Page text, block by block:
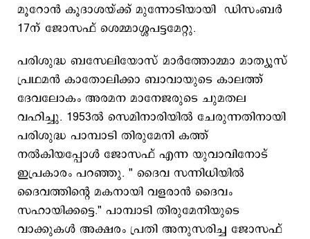
മൂറോൻ കൂദാശയ്ക്ക് മുന്നോടിയായി ഡിസംബർ
17ന് ജോസഫ് ശെമ്മാശ്ശപട്ടമേറ്റു.
പരിശുദ്ധ ബസേലിയോസ് മാർത്തോമ്മാ മാത്യൂസ്
പ്രഥമൻ കാതോലിക്കാ ബാവായുടെ കാലത്ത്
ദേവലോകം അരമന മാനേജരുടെ ചുമതല
വഹിച്ചു. 1953ൽ സെമിനാരിയിൽ ചേരുന്നതിനായി
പരിശുദ്ധ പാമ്പാടി തിരുമേനി കത്ത്
നൽകിയപ്പോൾ ജോസഫ് എന്ന യുവാവിനോട്
ഇപ്രകാരം പറഞ്ഞു. " ദൈവ സന്നിധിയിൽ
ദൈവത്തിന്റെ മകനായി വളരാൻ ദൈവം
സഹായിക്കട്ടെ." പാമ്പാടി തിരുമേനിയുടെ
വാക്കുകൾ അക്ഷരം പ്രതി അനുസരിച്ച ജോസഫ്